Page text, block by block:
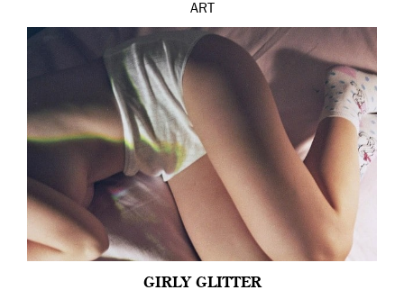
ART
GIRLY GLITTER